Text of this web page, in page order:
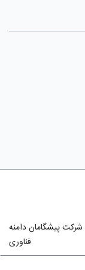
شرکت پیشگامان دامنه
فناوری